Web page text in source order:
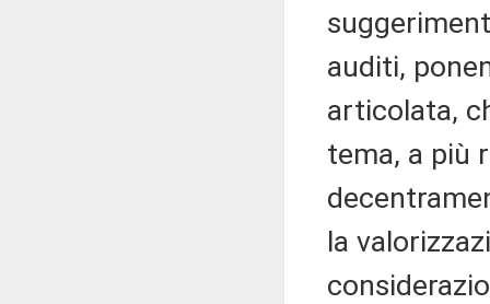
auditi,
articolata,
tema, a più
la